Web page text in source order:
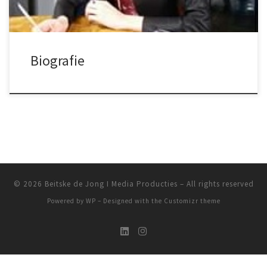
Biografie
© 2026 Beitske de Jong I Media Producties – All rights reserved
Powered by WP – Designed with the Customizr theme